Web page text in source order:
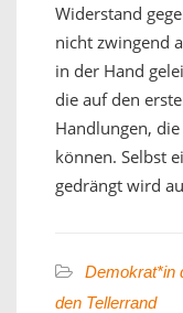
Widerstand
nicht zwingend
in der Hand
die auf den
Handlungen,
können. Selbst
gedrängt wird
Demokrat*in
den Tellerrand